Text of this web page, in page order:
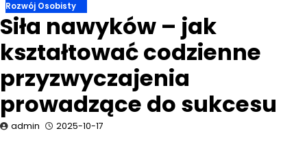
Rozwój Osobisty
Siła nawyków – jak
kształtować codzienne
przyzwyczajenia
prowadzące do sukcesu
admin 2025-10-17